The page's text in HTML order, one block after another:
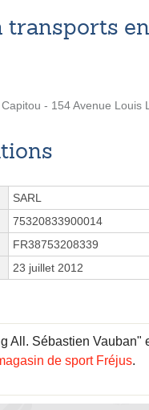
transports
- 154 Avenue Louis
SARL
75320833900014
FR38753208339
23 juillet 2012
All. Sébastien Vauban"
de sport Fréjus.